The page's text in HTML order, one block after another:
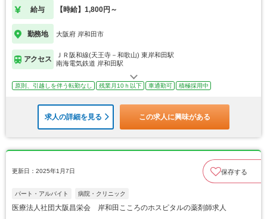
給与 【時給】1,800円～
勤務地 大阪府 岸和田市
アクセス
ＪＲ阪和線(天王寺－和歌山) 東岸和田駅
南海電気鉄道 岸和田駅
原則、引越しを伴う転勤なし 残業月10ｈ以下 車通勤可 積極採用中
求人の詳細を見る この求人に興味がある
更新日：2025年1月7日 保存する
パート・アルバイト 病院・クリニック
医療法人社団大阪昌栄会 岸和田こころのホスピタルの薬剤師求人